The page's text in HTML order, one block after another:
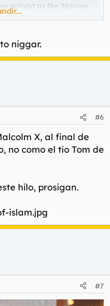
activist as the ‘Harvey
who had ‘40
del siglo XX era un
al mismísimo Harvey
depravado sodomita
pero poco a
El reverendo King
lucha. Después, como
y el complejo
del sistema de
niggar.
#6
X, al final de
no como el tío Tom de
hilo, prosigan.
#7